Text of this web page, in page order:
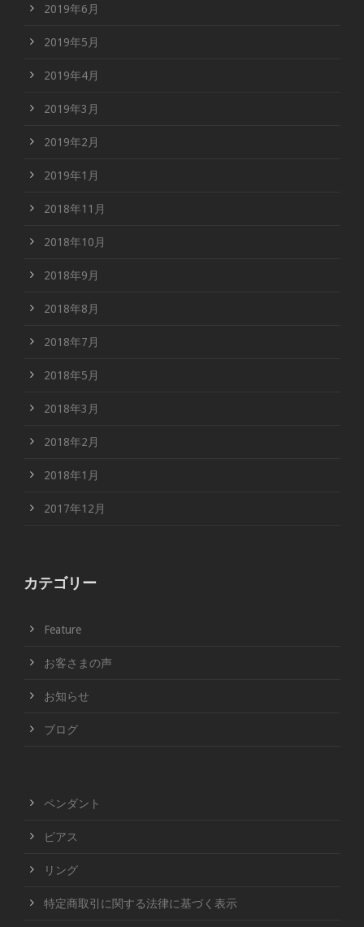
2019年6月
2019年5月
2019年4月
2019年3月
2019年2月
2019年1月
2018年11月
2018年10月
2018年9月
2018年8月
2018年7月
2018年5月
2018年3月
2018年2月
2018年1月
2017年12月
カテゴリー
Feature
お客さまの声
お知らせ
ブログ
ペンダント
ピアス
リング
特定商取引に関する法律に基づく表示